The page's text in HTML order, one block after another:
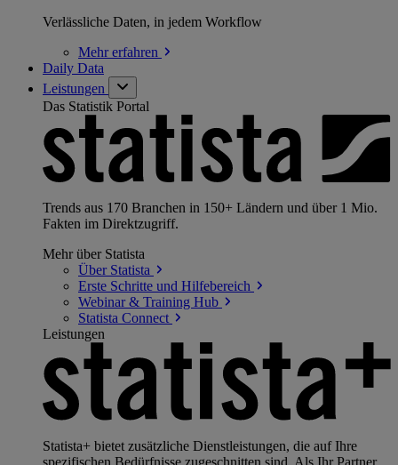
Verlässliche Daten, in jedem Workflow
Mehrerfahren
Daily Data
Leistungen
Das Statistik Portal
Trends aus 170 Branchen in 150+ Ländern und über 1 Mio.
Fakten im Direktzugriff.
Mehr über Statista
Über Statista
Erste Schritte und Hilfebereich
Webinar & Training Hub
Statista Connect
Leistungen
Statista+ bietet zusätzliche Dienstleistungen, die auf Ihre
spezifischen Bedürfnisse zugeschnitten sind. Als Ihr Partner